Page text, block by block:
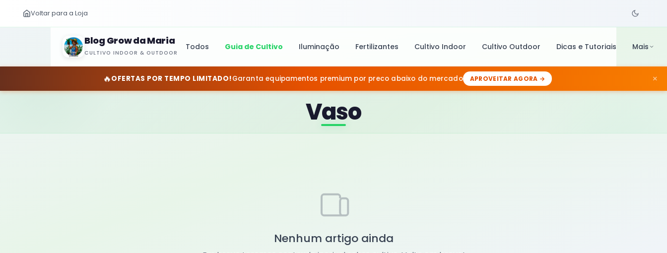
Voltar para a Loja
Blog Grow da Maria
CULTIVO INDOOR & OUTDOOR
Todos Guia de Cultivo Iluminação Fertilizantes Cultivo Indoor Cultivo Outdoor Dicas e Tutoriais Mais
🔥OFERTAS POR TEMPO LIMITADO!Garanta equipamentos premium por preco abaixo do mercado APROVEITAR AGORA → ×
Vaso
Nenhum artigo ainda